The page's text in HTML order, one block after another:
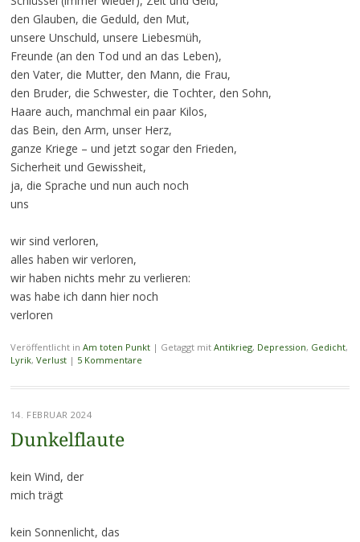
den Glauben, die Geduld, den Mut,
unsere Unschuld, unsere Liebesmüh,
Freunde (an den Tod und an das Leben),
den Vater, die Mutter, den Mann, die Frau,
den Bruder, die Schwester, die Tochter, den Sohn,
Haare auch, manchmal ein paar Kilos,
das Bein, den Arm, unser Herz,
ganze Kriege – und jetzt sogar den Frieden,
Sicherheit und Gewissheit,
ja, die Sprache und nun auch noch
uns
wir sind verloren,
alles haben wir verloren,
wir haben nichts mehr zu verlieren:
was habe ich dann hier noch
verloren
Veröffentlicht in Am toten Punkt | Getaggt mit Antikrieg, Depression, Gedicht,
Lyrik, Verlust | 5 Kommentare
14. FEBRUAR 2024
Dunkelflaute
kein Wind, der
mich trägt
kein Sonnenlicht, das